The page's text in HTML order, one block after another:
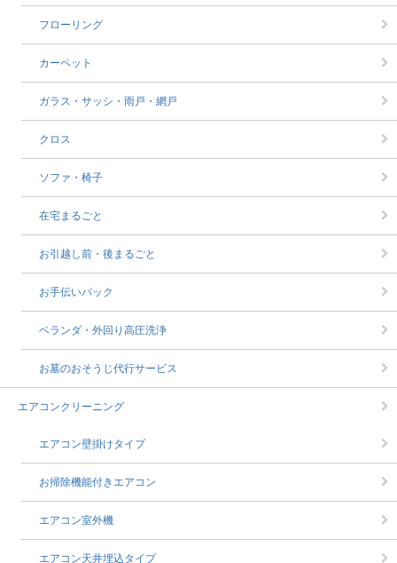
フローリング
カーペット
ガラス・サッシ・雨戸・網戸
クロス
ソファ・椅子
在宅まるごと
お引越し前・後まるごと
お手伝いパック
ベランダ・外回り高圧洗浄
お墓のおそうじ代行サービス
エアコンクリーニング
エアコン壁掛けタイプ
お掃除機能付きエアコン
エアコン室外機
エアコン天井埋込タイプ